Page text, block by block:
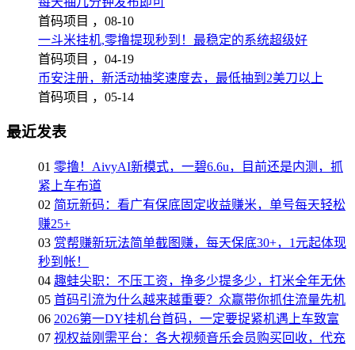
首码项目 ， 08-10
一斗米挂机,零撸提现秒到！最稳定的系统超级好
首码项目 ， 04-19
币安注册，新活动抽奖速度去，最低抽到2美刀以上
首码项目 ， 05-14
最近发表
01 零撸！AivyAI新模式，一碧6.6u，目前还是内测，抓
紧上车布道
02 简玩新码：看广有保底固定收益赚米，单号每天轻松
赚25+
03 赏帮赚新玩法简单截图赚，每天保底30+，1元起体现
秒到帐！
04 趣蛙尖职：不压工资，挣多少提多少，打米全年无休
05 首码引流为什么越来越重要？众赢带你抓住流量先机
06 2026第一DY挂机台首码，一定要捉紧机遇上车致富
07 视权益刚需平台：各大视频音乐会员购买回收，代充